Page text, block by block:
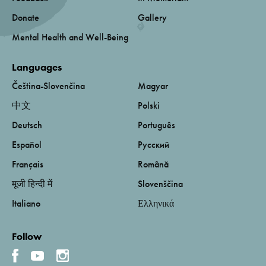
Donate
Mental Health and Well-Being
Gallery
Languages
Čeština-Slovenčina
中文
Deutsch
Español
Français
मूजी हिन्दी में
Italiano
Magyar
Polski
Português
Русский
Română
Slovenščina
Ελληνικά
Follow